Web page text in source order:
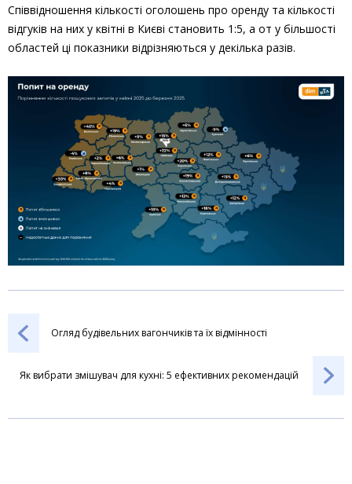
Співвідношення кількості оголошень про оренду та кількості
відгуків на них у квітні в Києві становить 1:5, а от у більшості
областей ці показники відрізняються у декілька разів.
Огляд будівельних вагончиків та їх відмінності
Як вибрати змішувач для кухні: 5 ефективних рекомендацій